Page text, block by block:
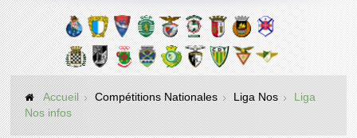
Accueil Compétitions Nationales Liga Nos
Liga
Nos infos